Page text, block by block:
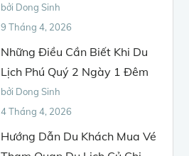
bởi Dong Sinh
9 Tháng 4, 2026
Những Điều Cần Biết Khi Du
Lịch Phú Quý 2 Ngày 1 Đêm
bởi Dong Sinh
4 Tháng 4, 2026
Hướng Dẫn Du Khách Mua Vé